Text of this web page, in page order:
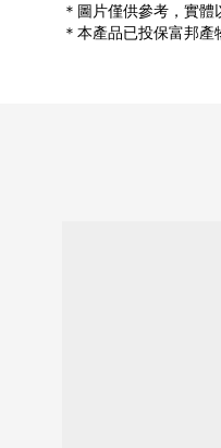
＊圖片僅供參考，實體
＊本產品已投保富邦